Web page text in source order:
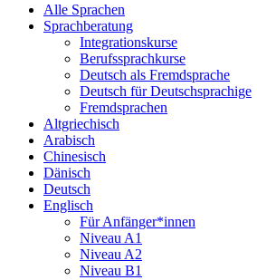
Alle Sprachen
Sprachberatung
Integrationskurse
Berufssprachkurse
Deutsch als Fremdsprache
Deutsch für Deutschsprachige
Fremdsprachen
Altgriechisch
Arabisch
Chinesisch
Dänisch
Deutsch
Englisch
Für Anfänger*innen
Niveau A1
Niveau A2
Niveau B1